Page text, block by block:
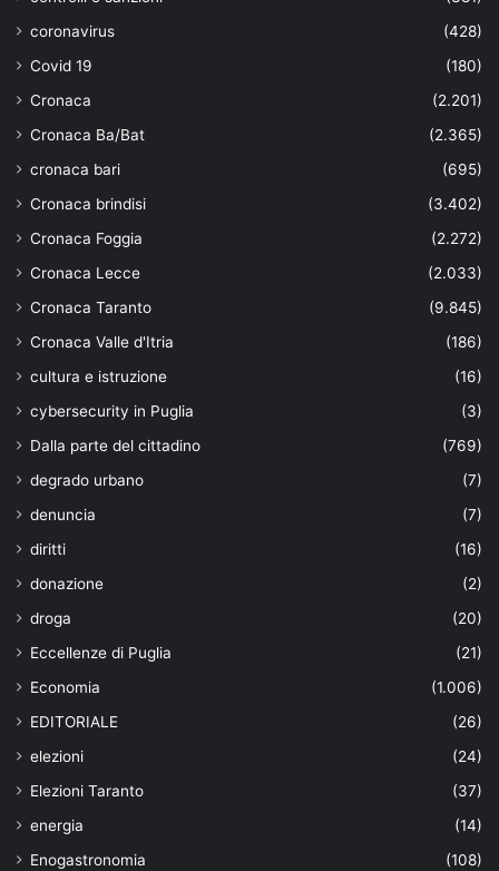
coronavirus
(428)
Covid 19
(180)
Cronaca
(2.201)
Cronaca Ba/Bat
(2.365)
cronaca bari
(695)
Cronaca brindisi
(3.402)
Cronaca Foggia
(2.272)
Cronaca Lecce
(2.033)
Cronaca Taranto
(9.845)
Cronaca Valle d'Itria
(186)
cultura e istruzione
(16)
cybersecurity in Puglia
(3)
Dalla parte del cittadino
(769)
degrado urbano
(7)
denuncia
(7)
diritti
(16)
donazione
(2)
droga
(20)
Eccellenze di Puglia
(21)
Economia
(1.006)
EDITORIALE
(26)
elezioni
(24)
Elezioni Taranto
(37)
energia
(14)
Enogastronomia
(108)